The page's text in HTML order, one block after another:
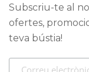
Subscriu-te al
ofertes,
teva bústia!